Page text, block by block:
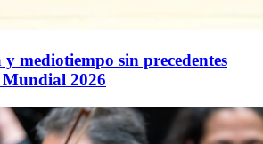
mediotiempo sin precedentes
2026